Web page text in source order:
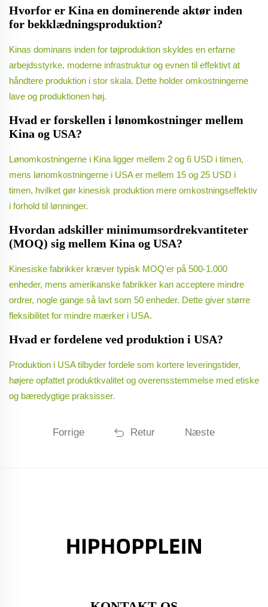
Hvorfor er Kina en dominerende aktør inden
for bekklædningsproduktion?
Kinas dominans inden for tøjproduktion skyldes en erfarne
arbejdsstyrke, moderne infrastruktur og evnen til effektivt at
håndtere produktion i stor skala. Dette holder omkostningerne
lave og produktionen høj.
Hvad er forskellen i lønomkostninger mellem
Kina og USA?
Lønomkostningerne i Kina ligger mellem 2 og 6 USD i timen,
mens lønomkostningerne i USA er mellem 15 og 25 USD i
timen, hvilket gør kinesisk produktion mere omkostningseffektiv
i forhold til lønninger.
Hvordan adskiller minimumsordrekvantiteter
(MOQ) sig mellem Kina og USA?
Kinesiske fabrikker kræver typisk MOQ'er på 500-1.000
enheder, mens amerikanske fabrikker kan acceptere mindre
ordrer, nogle gange så lavt som 50 enheder. Dette giver større
fleksibilitet for mindre mærker i USA.
Hvad er fordelene ved produktion i USA?
Produktion i USA tilbyder fordele som kortere leveringstider,
højere opfattet produktkvalitet og overensstemmelse med etiske
og bæredygtige praksisser.
Forrige Retur Næste